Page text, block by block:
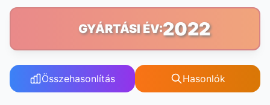
GYÁRTÁSI ÉV:2022
Összehasonlítás Hasonlók